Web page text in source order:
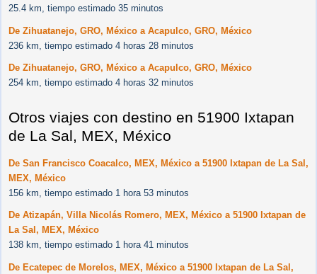
25.4 km, tiempo estimado 35 minutos
De Zihuatanejo, GRO, México a Acapulco, GRO, México
236 km, tiempo estimado 4 horas 28 minutos
De Zihuatanejo, GRO, México a Acapulco, GRO, México
254 km, tiempo estimado 4 horas 32 minutos
Otros viajes con destino en 51900 Ixtapan
de La Sal, MEX, México
De San Francisco Coacalco, MEX, México a 51900 Ixtapan de La Sal,
MEX, México
156 km, tiempo estimado 1 hora 53 minutos
De Atizapán, Villa Nicolás Romero, MEX, México a 51900 Ixtapan de
La Sal, MEX, México
138 km, tiempo estimado 1 hora 41 minutos
De Ecatepec de Morelos, MEX, México a 51900 Ixtapan de La Sal,